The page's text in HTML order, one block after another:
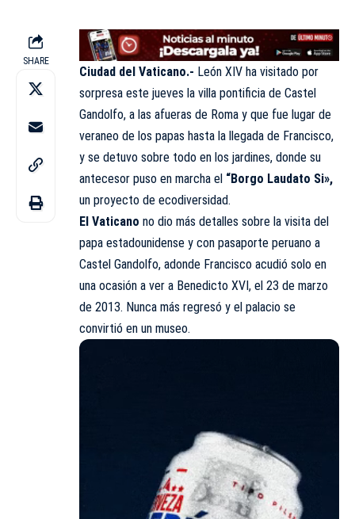
SHARE
Ciudad del Vaticano.- León XIV ha visitado por
sorpresa este jueves la villa pontificia de Castel
Gandolfo, a las afueras de Roma y que fue lugar de
veraneo de los papas hasta la llegada de Francisco,
y se detuvo sobre todo en los jardines, donde su
antecesor puso en marcha el “Borgo Laudato Si»,
un proyecto de ecodiversidad.
El Vaticano no dio más detalles sobre la visita del
papa estadounidense y con pasaporte peruano a
Castel Gandolfo, adonde Francisco acudió solo en
una ocasión a ver a Benedicto XVI, el 23 de marzo
de 2013. Nunca más regresó y el palacio se
convirtió en un museo.